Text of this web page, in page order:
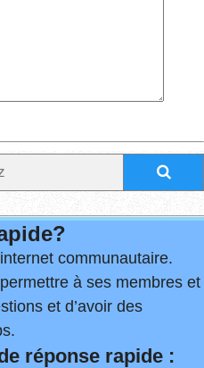
communautaire.
à ses membres et
et d’avoir des
réponse rapide :